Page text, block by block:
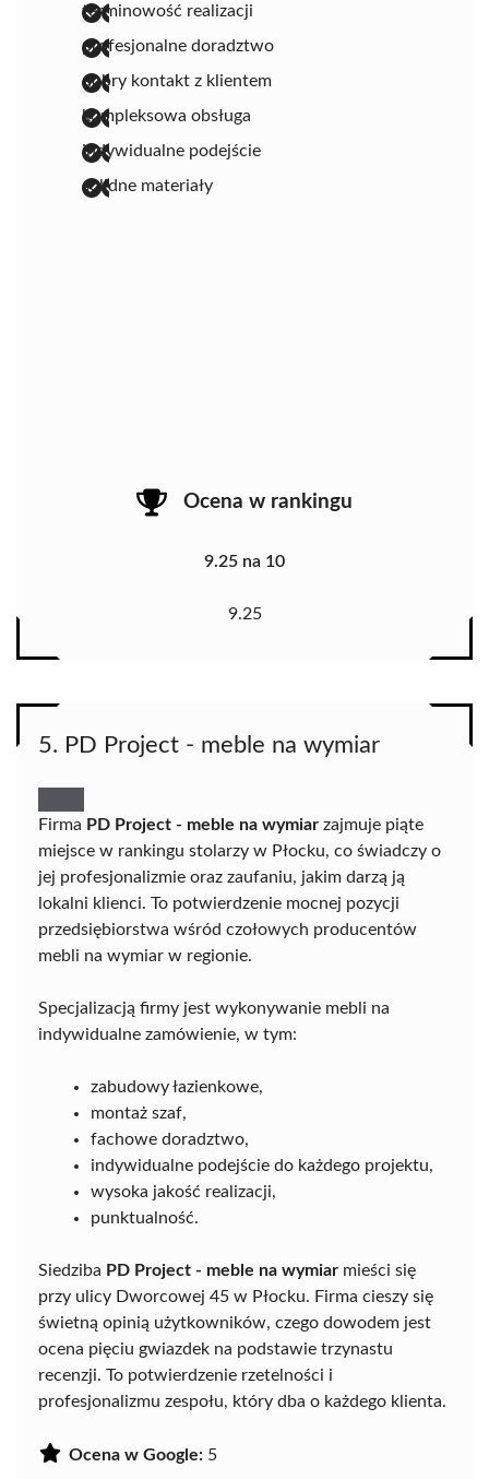
terminowość realizacji
profesjonalne doradztwo
dobry kontakt z klientem
kompleksowa obsługa
indywidualne podejście
solidne materiały
Ocena w rankingu
9.25 na 10
9.25
5. PD Project - meble na wymiar
Firma PD Project - meble na wymiar zajmuje piąte
miejsce w rankingu stolarzy w Płocku, co świadczy o
jej profesjonalizmie oraz zaufaniu, jakim darzą ją
lokalni klienci. To potwierdzenie mocnej pozycji
przedsiębiorstwa wśród czołowych producentów
mebli na wymiar w regionie.
Specjalizacją firmy jest wykonywanie mebli na
indywidualne zamówienie, w tym:
zabudowy łazienkowe,
montaż szaf,
fachowe doradztwo,
indywidualne podejście do każdego projektu,
wysoka jakość realizacji,
punktualność.
Siedziba PD Project - meble na wymiar mieści się
przy ulicy Dworcowej 45 w Płocku. Firma cieszy się
świetną opinią użytkowników, czego dowodem jest
ocena pięciu gwiazdek na podstawie trzynastu
recenzji. To potwierdzenie rzetelności i
profesjonalizmu zespołu, który dba o każdego klienta.
Ocena w Google: 5